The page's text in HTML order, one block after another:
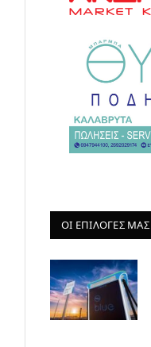
ΟΙ ΕΠΙΛΟΓΈΣ ΜΑΣ